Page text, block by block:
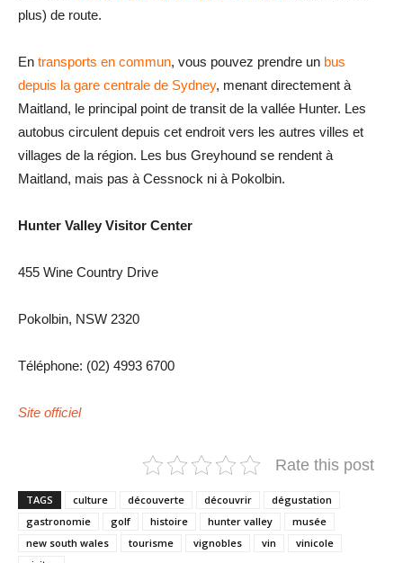
plus) de route.
En transports en commun, vous pouvez prendre un bus
depuis la gare centrale de Sydney, menant directement à
Maitland, le principal point de transit de la vallée Hunter. Les
autobus circulent depuis cet endroit vers les autres villes et
villages de la région. Les bus Greyhound se rendent à
Maitland, mais pas à Cessnock ni à Pokolbin.
Hunter Valley Visitor Center
455 Wine Country Drive
Pokolbin, NSW 2320
Téléphone: (02) 4993 6700
Site officiel
Rate this post
TAGS culture découverte découvrir
dégustation
gastronomie
golf histoire hunter valley
musée
new south wales
tourisme vignobles vin
vinicole